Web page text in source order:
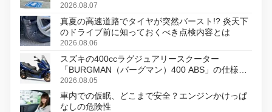
2026.08.07
真夏の高速道路でタイヤが突然バースト!? 炎天下
のドライブ前に知っておくべき点検内容とは
2026.08.06
スズキの400ccラグジュアリースクーター
「BURGMAN（バーグマン）400 ABS」の仕様を
変更し、8月18日に発売
2026.08.05
車内での仮眠、どこまで安全？エンジンかけっぱ
なしの危険性